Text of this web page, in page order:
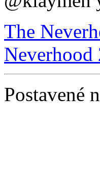
The
Neverhood
Postavené